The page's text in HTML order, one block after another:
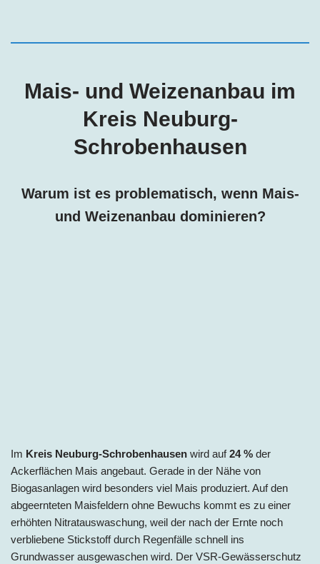
Mais- und Weizenanbau im
Kreis Neuburg-
Schrobenhausen
Warum ist es problematisch, wenn Mais-
und Weizenanbau dominieren?
Im Kreis Neuburg-Schrobenhausen wird auf24 % der
Ackerflächen Mais angebaut. Gerade in der Nähe von
Biogasanlagen wird besonders viel Mais produziert. Auf den
abgeernteten Maisfeldern ohne Bewuchs kommt es zu einer
erhöhten Nitratauswaschung, weil der nach der Ernte noch
verbliebene Stickstoff durch Regenfälle schnell ins
Grundwasser ausgewaschen wird. Der VSR-Gewässerschutz